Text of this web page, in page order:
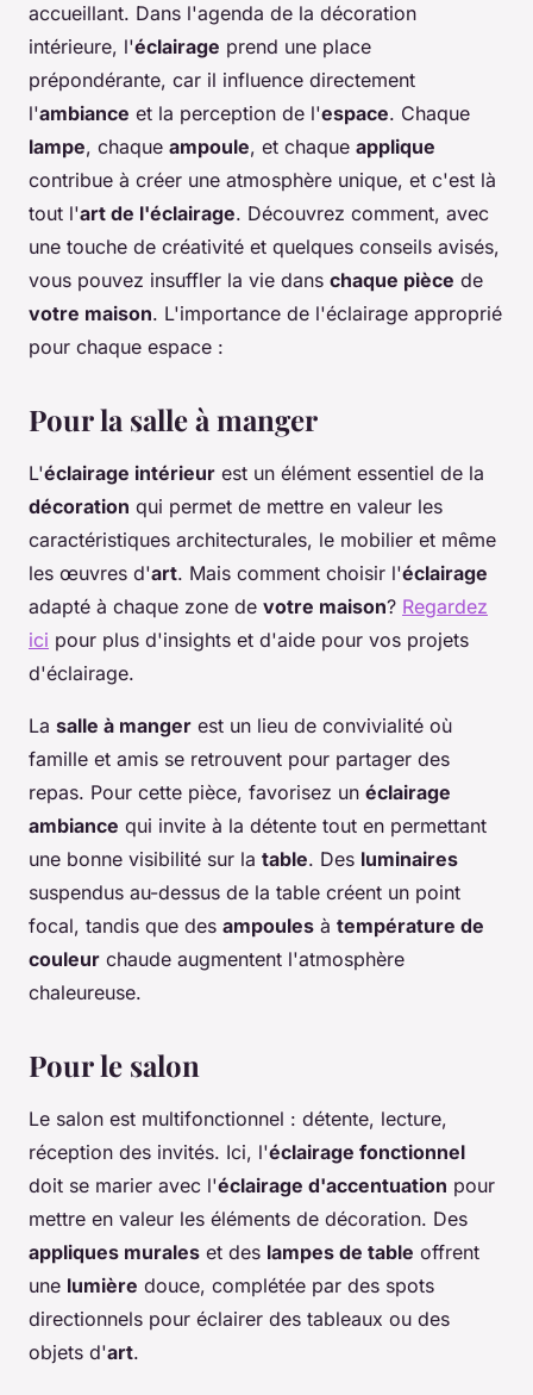
accueillant. Dans l'agenda de la décoration
intérieure, l'éclairage prend une place
prépondérante, car il influence directement
l'ambiance et la perception de l'espace. Chaque
lampe, chaque ampoule, et chaque applique
contribue à créer une atmosphère unique, et c'est là
tout l'art de l'éclairage. Découvrez comment, avec
une touche de créativité et quelques conseils avisés,
vous pouvez insuffler la vie dans chaque pièce de
votre maison. L'importance de l'éclairage approprié
pour chaque espace :
Pour la salle à manger
L'éclairage intérieur est un élément essentiel de la
décoration qui permet de mettre en valeur les
caractéristiques architecturales, le mobilier et même
les œuvres d'art. Mais comment choisir l'éclairage
adapté à chaque zone de votre maison? Regardez
ici pour plus d'insights et d'aide pour vos projets
d'éclairage.
La salle à manger est un lieu de convivialité où
famille et amis se retrouvent pour partager des
repas. Pour cette pièce, favorisez un éclairage
ambiance qui invite à la détente tout en permettant
une bonne visibilité sur la table. Des luminaires
suspendus au-dessus de la table créent un point
focal, tandis que des ampoules à température de
couleur chaude augmentent l'atmosphère
chaleureuse.
Pour le salon
Le salon est multifonctionnel : détente, lecture,
réception des invités. Ici, l'éclairage fonctionnel
doit se marier avec l'éclairage d'accentuation pour
mettre en valeur les éléments de décoration. Des
appliques murales et des lampes de table offrent
une lumière douce, complétée par des spots
directionnels pour éclairer des tableaux ou des
objets d'art.